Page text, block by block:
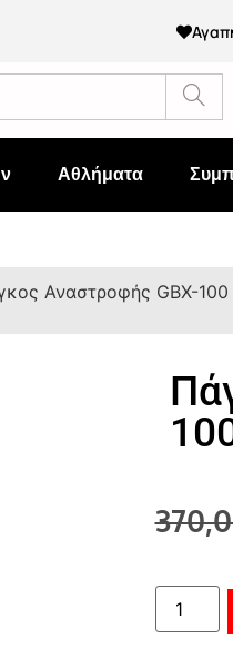
Αθλήματα
Αναστροφής GBX-100